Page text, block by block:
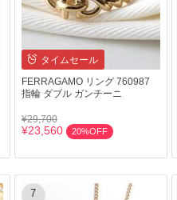
タイムセール
FERRAGAMO リング 760987
指輪 ダブル ガンチーニ
¥29,700
¥23,560 20%OFF
7